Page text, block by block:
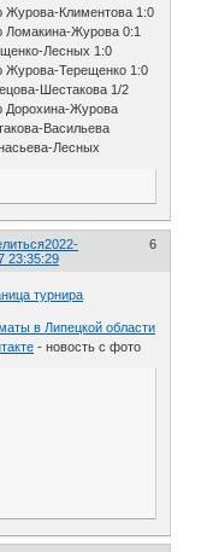
Журова-Климентова 1:0
Ломакина-Журова 0:1
Лесных 1:0
Журова-Терещенко 1:0
Шестакова 1/2
Дорохина-Журова
Васильева
Лесных
6
2022-
23:35:29
турнира
в Липецкой области
- новость с фото